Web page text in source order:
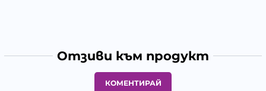
Отзиви към продукт
КОМЕНТИРАЙ